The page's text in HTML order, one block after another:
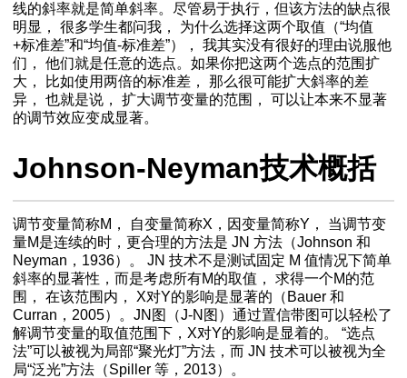
工具分享
线的斜率就是简单斜率。尽管易于执行，但该方法的缺点很
明显， 很多学生都问我， 为什么选择这两个取值（“均值
+标准差”和“均值-标准差”）， 我其实没有很好的理由说服他
们， 他们就是任意的选点。如果你把这两个选点的范围扩
大， 比如使用两倍的标准差， 那么很可能扩大斜率的差
异， 也就是说， 扩大调节变量的范围， 可以让本来不显著
的调节效应变成显著。
Johnson-Neyman技术概括
调节变量简称M， 自变量简称X，因变量简称Y， 当调节变
量M是连续的时，更合理的方法是 JN 方法（Johnson 和
Neyman，1936）。 JN 技术不是测试固定 M 值情况下简单
斜率的显著性，而是考虑所有M的取值， 求得一个M的范
围， 在该范围内， X对Y的影响是显著的（Bauer 和
Curran，2005）。JN图（J-N图）通过置信带图可以轻松了
解调节变量的取值范围下，X对Y的影响是显着的。 “选点
法”可以被视为局部“聚光灯”方法，而 JN 技术可以被视为全
局“泛光”方法（Spiller 等，2013）。